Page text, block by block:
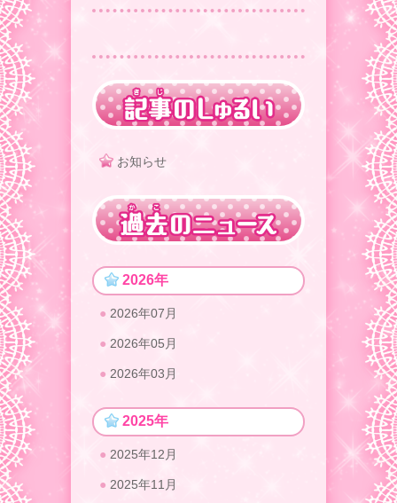
お知らせ
2026年
2026年07月
2026年05月
2026年03月
2025年
2025年12月
2025年11月